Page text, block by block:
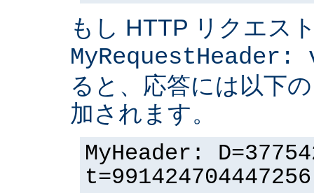
もし HTTP リクエス
MyRequestHeader:
ると、応答には以下
加されます。
MyHeader: